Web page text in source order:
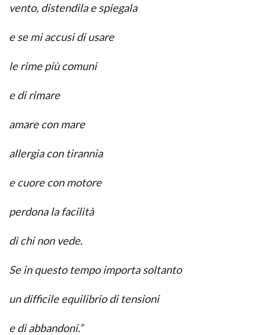
vento, distendila e spiegala
e se mi accusi di usare
le rime più comuni
e di rimare
amare con mare
allergia con tirannia
e cuore con motore
perdona la facilità
di chi non vede.
Se in questo tempo importa soltanto
un difficile equilibrio di tensioni
e di abbandoni.”